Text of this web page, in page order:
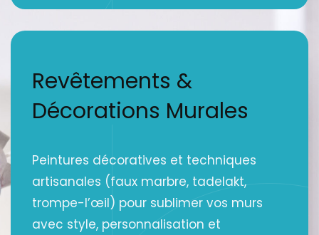
Revêtements &
Décorations Murales
Peintures décoratives et techniques
artisanales (faux marbre, tadelakt,
trompe-l’œil) pour sublimer vos murs
avec style, personnalisation et